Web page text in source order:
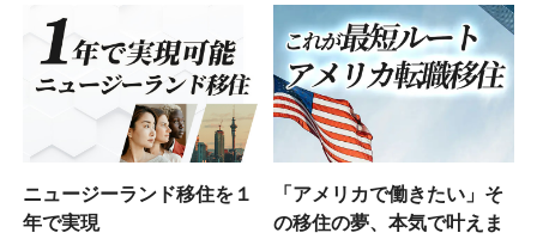
ニュージーランド移住を１
年で実現
「アメリカで働きたい」そ
の移住の夢、本気で叶えま